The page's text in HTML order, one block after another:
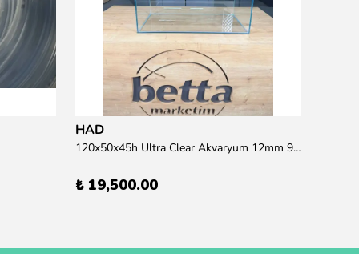
HAD
120x50x45h Ultra Clear Akvaryum 12mm 90 derece Birleşim (Otobüs Kargosu İle Gönderim Sağlanmaktadır)
₺ 19,500.00